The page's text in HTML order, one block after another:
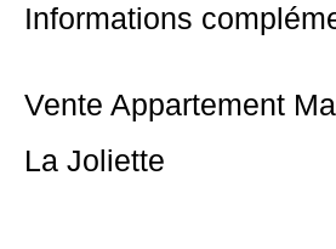
Informations
Vente Appartement
La Joliette